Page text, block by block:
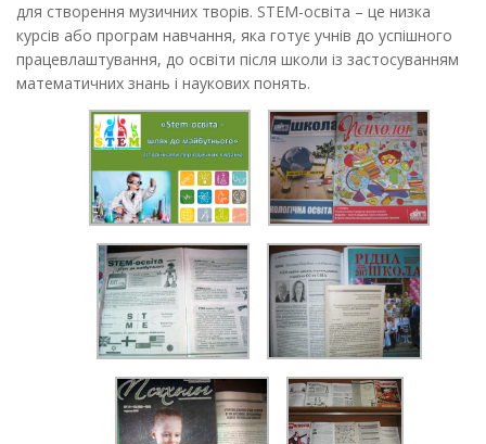
для створення музичних творів. STEM-освіта – це низка
курсів або програм навчання, яка готує учнів до успішного
працевлаштування, до освіти після школи із застосуванням
математичних знань і наукових понять.